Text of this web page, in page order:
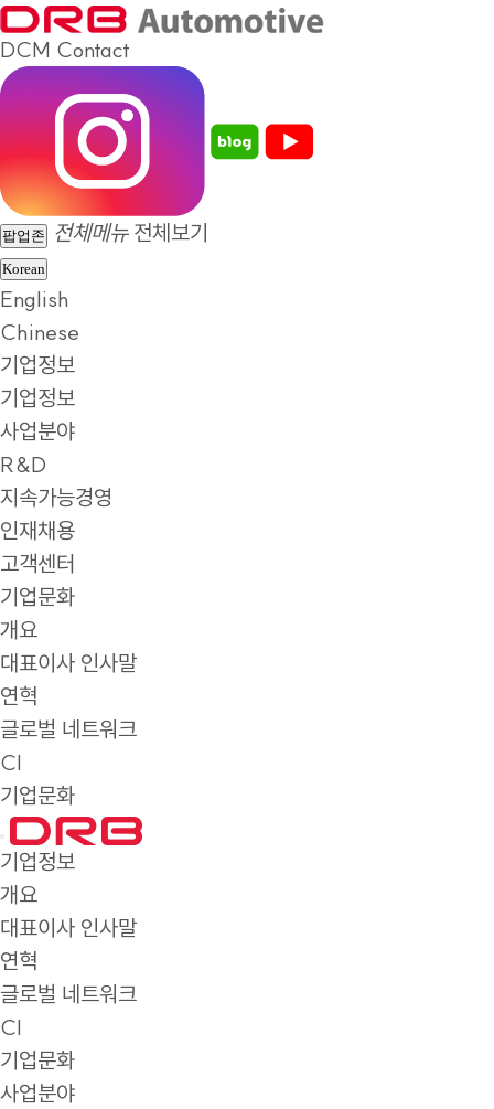
DCM Contact
팝업존 전체메뉴 전체보기
Korean
English
Chinese
기업정보
기업정보
사업분야
R&D
지속가능경영
인재채용
고객센터
기업문화
개요
대표이사 인사말
연혁
글로벌 네트워크
CI
기업문화
기업정보
개요
대표이사 인사말
연혁
글로벌 네트워크
CI
기업문화
사업분야